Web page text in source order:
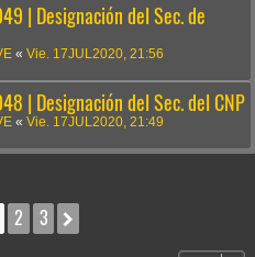
| Designación del Sec. de
« Vie. 17JUL2020, 21:56
| Designación del Sec. del CNP
« Vie. 17JUL2020, 21:49
2 3